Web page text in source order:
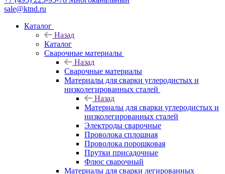
sale@ktnd.ru
Каталог
Назад
Каталог
Сварочные материалы
Назад
Сварочные материалы
Материалы для сварки углеродистых и
низколегированных сталей
Назад
Материалы для сварки углеродистых и
низколегированных сталей
Электроды сварочные
Проволока сплошная
Проволока порошковая
Прутки присадочные
Флюс сварочный
Материалы для сварки легированных